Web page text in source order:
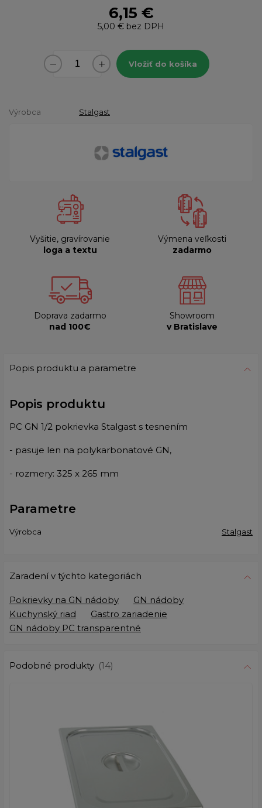
6,15 €
5,00 € bez DPH
Vložiť do košíka
Výrobca Stalgast
Vyšitie, gravírovanie
loga a textu
Výmena veľkosti
zadarmo
Doprava zadarmo
nad 100€
Showroom
v Bratislave
Popis produktu a parametre
Popis produktu
PC GN 1/2 pokrievka Stalgast s tesnením
- pasuje len na polykarbonatové GN,
- rozmery: 325 x 265 mm
Parametre
Výrobca Stalgast
Zaradení v týchto kategoriách
Pokrievky na GN nádoby
GN nádoby
Kuchynský riad
Gastro zariadenie
GN nádoby PC transparentné
Podobné produkty (14)